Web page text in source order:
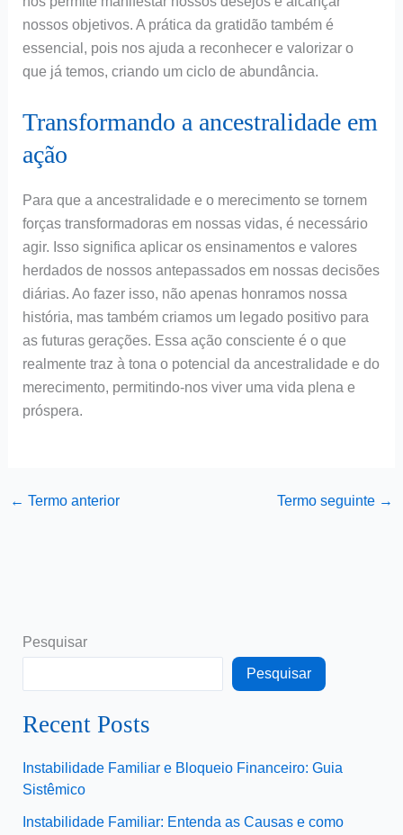
nossos objetivos. A prática da gratidão também é
essencial, pois nos ajuda a reconhecer e valorizar o
que já temos, criando um ciclo de abundância.
Transformando a ancestralidade em
ação
Para que a ancestralidade e o merecimento se tornem
forças transformadoras em nossas vidas, é necessário
agir. Isso significa aplicar os ensinamentos e valores
herdados de nossos antepassados em nossas decisões
diárias. Ao fazer isso, não apenas honramos nossa
história, mas também criamos um legado positivo para
as futuras gerações. Essa ação consciente é o que
realmente traz à tona o potencial da ancestralidade e do
merecimento, permitindo-nos viver uma vida plena e
próspera.
← Termo anterior Termo seguinte →
Pesquisar
Pesquisar
Recent Posts
Instabilidade Familiar e Bloqueio Financeiro: Guia
Sistêmico
Instabilidade Familiar: Entenda as Causas e como